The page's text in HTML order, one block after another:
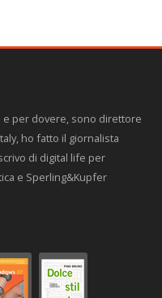
e per dovere, sono direttore
ho fatto il giornalista
di digital life per
e Sperling&Kupfer